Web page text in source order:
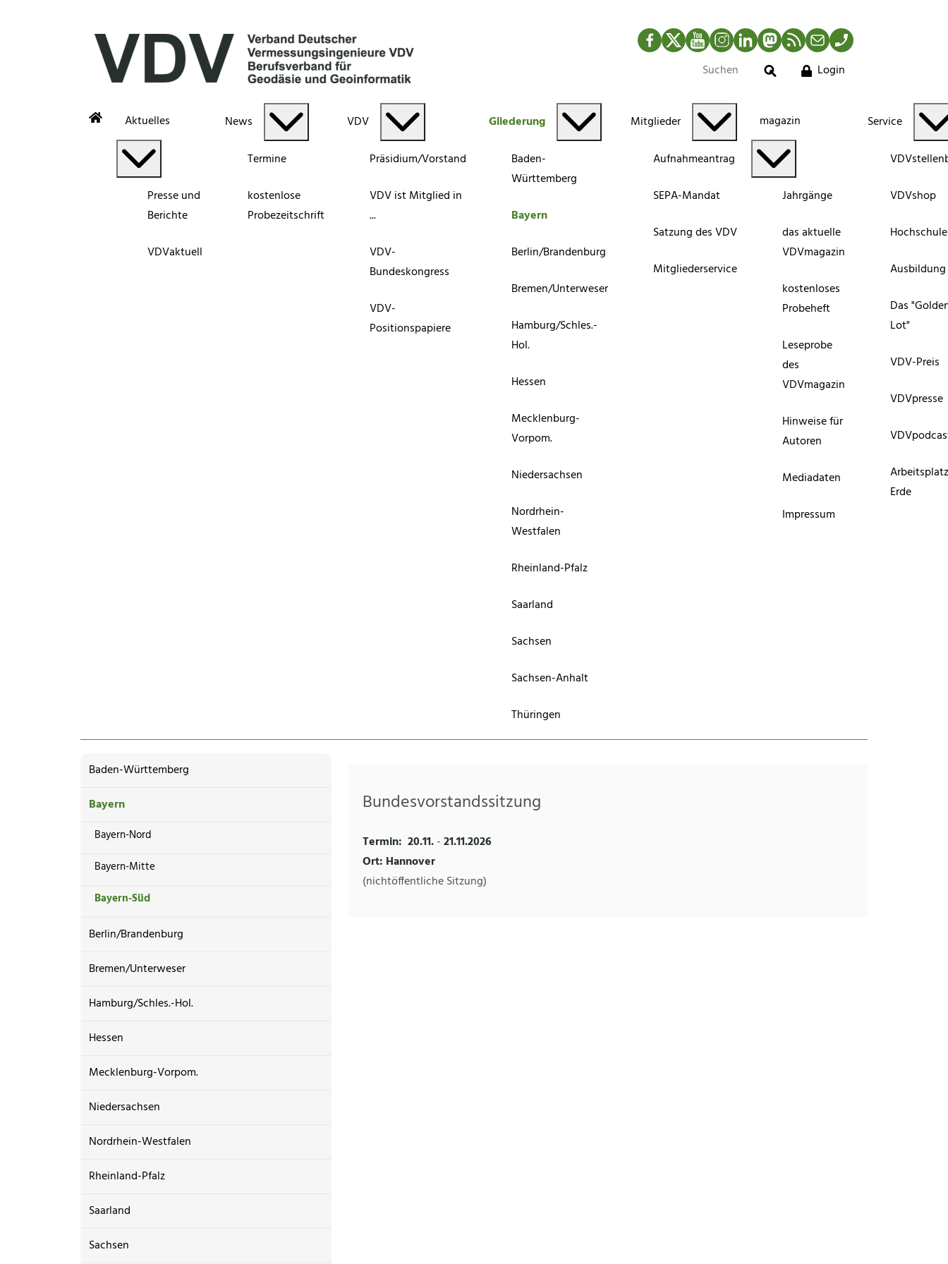
Facebook
TwitterYouTubeInstagram
LinkedInMastodonRSS-Newsfeed
MailTelefon
Suche
Login
Aktuelles
Presse und
Berichte
VDVaktuell
News
Termine
kostenlose
Probezeitschrift
VDV
Präsidium/Vorstand
VDV ist Mitglied in
...
VDV-
Bundeskongress
VDV-
Positionspapiere
Gliederung
Baden-
Württemberg
Bayern
Berlin/Brandenburg
Bremen/Unterweser
Hamburg/Schles.-
Hol.
Hessen
Mecklenburg-
Vorpom.
Niedersachsen
Nordrhein-
Westfalen
Rheinland-Pfalz
Saarland
Sachsen
Sachsen-Anhalt
Thüringen
Mitglieder
Aufnahmeantrag
SEPA-Mandat
Satzung des VDV
Mitgliederservice
magazin
Jahrgänge
das aktuelle
VDVmagazin
kostenloses
Probeheft
Leseprobe
des
VDVmagazin
Hinweise für
Autoren
Mediadaten
Impressum
Service
VDVshop
Ausbildung
Das
Lot"
VDV-Preis
VDVpresse
Erde
Baden-Württemberg
Bayern
Bayern-Nord
Bayern-Mitte
Bayern-Süd
Berlin/Brandenburg
Bremen/Unterweser
Hamburg/Schles.-Hol.
Hessen
Mecklenburg-Vorpom.
Niedersachsen
Nordrhein-Westfalen
Rheinland-Pfalz
Saarland
Sachsen
Bundesvorstandssitzung
Termin: 20.11.-21.11.2026
Ort: Hannover
(nichtöffentliche Sitzung)